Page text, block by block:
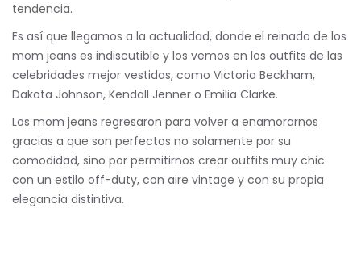
tendencia.
Es así que llegamos a la actualidad, donde el reinado de los
mom jeans es indiscutible y los vemos en los outfits de las
celebridades mejor vestidas, como Victoria Beckham,
Dakota Johnson, Kendall Jenner o Emilia Clarke.
Los mom jeans regresaron para volver a enamorarnos
gracias a que son perfectos no solamente por su
comodidad, sino por permitirnos crear outfits muy chic
con un estilo off-duty, con aire vintage y con su propia
elegancia distintiva.